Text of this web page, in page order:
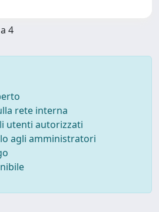
4
rete interna
utenti autorizzati
agli amministratori